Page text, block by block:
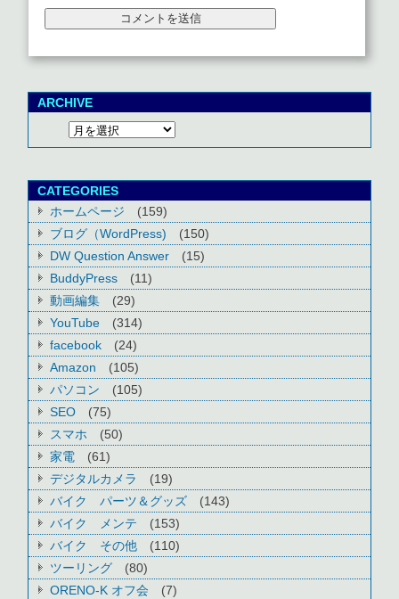
ARCHIVE
CATEGORIES
ホームページ
(159)
ブログ（WordPress)
(150)
DW Question Answer
(15)
BuddyPress
(11)
動画編集
(29)
YouTube
(314)
facebook
(24)
Amazon
(105)
パソコン
(105)
SEO
(75)
スマホ
(50)
家電
(61)
デジタルカメラ
(19)
バイク パーツ＆グッズ
(143)
バイク メンテ
(153)
バイク その他
(110)
ツーリング
(80)
ORENO-K オフ会
(7)